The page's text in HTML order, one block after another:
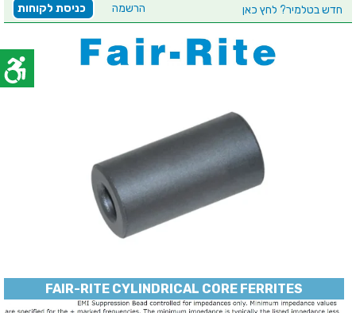
חדש בטלמיר? לחץ כאן כניסת לקוחות הרשמה
FAIR-RITE CYLINDRICAL CORE FERRITES